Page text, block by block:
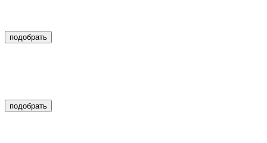
подобрать
подобрать